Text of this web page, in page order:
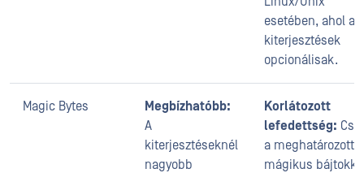
esetében, ahol a
kiterjesztések
opcionálisak.
Magic Bytes
Megbízhatóbb:
A
kiterjesztéseknél
nagyobb
Korlátozott
lefedettség:
a meghatározott
mágikus